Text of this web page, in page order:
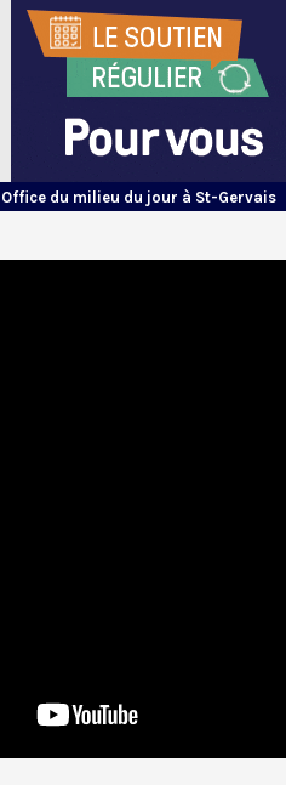
Office du milieu du jour à St-Gervais